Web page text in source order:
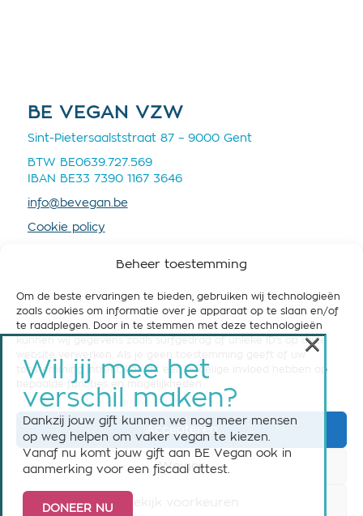
Beheer toestemming
Om de beste ervaringen te bieden, gebruiken wij technologieën
zoals cookies om informatie over je apparaat op te slaan en/of
te raadplegen. Door in te stemmen met deze technologieën
kunnen wij gegevens zoals surfgedrag of unieke ID's op deze
toestemming intrekt, kan dit een nadelige invloed hebben op
bepaalde functies en mogelijkheden.
Accepteren
Weiger
BE VEGAN VZW
Sint-Pietersaalststraat 87 – 9000 Gent
BTW BE0639.727.569
IBAN BE33 7390 1167 3646
info@bevegan.be
Cookie policy
STEUN BE VEGAN
Help ons om België vegan-friendly te maken! Steun
ons nu met een maandelijkse of eenmalige gift.
Steun BE Vegan
Wil jij mee het
verschil maken?
Dankzij jouw gift kunnen we nog meer mensen
op weg helpen om vaker vegan te kiezen.
Vanaf nu komt jouw gift aan BE Vegan ook in
aanmerking voor een fiscaal attest.
DONEER NU
×